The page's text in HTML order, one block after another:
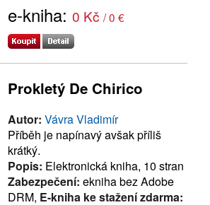
e-kniha: 0 Kč / 0 €
Prokletý De Chirico
Autor: Vávra Vladimír
Příběh je napínavý avšak příliš
krátký.
Popis: Elektronická kniha, 10 stran
Zabezpečení: ekniha bez Adobe
DRM, E-kniha ke stažení zdarma: